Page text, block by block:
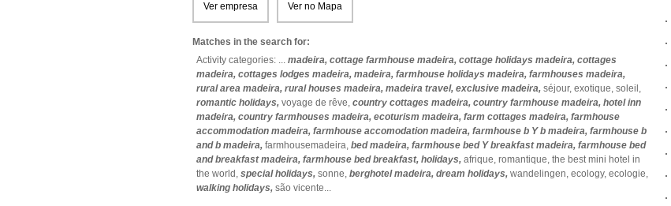
Ver empresa Ver no Mapa
Matches in the search for:
Activity categories: ... madeira, cottage farmhouse madeira, cottage holidays madeira, cottages
madeira, cottages lodges madeira, madeira, farmhouse holidays madeira, farmhouses madeira,
rural area madeira, rural houses madeira, madeira travel, exclusive madeira, séjour, exotique, soleil,
romantic holidays, voyage de rêve, country cottages madeira, country farmhouse madeira, hotel inn
madeira, country farmhouses madeira, ecoturism madeira, farm cottages madeira, farmhouse
accommodation madeira, farmhouse accomodation madeira, farmhouse b Y b madeira, farmhouse b
and b madeira, farmhousemadeira, bed madeira, farmhouse bed Y breakfast madeira, farmhouse bed
and breakfast madeira, farmhouse bed breakfast, holidays, afrique, romantique, the best mini hotel in
the world, special holidays, sonne, berghotel madeira, dream holidays, wandelingen, ecology, ecologie,
walking holidays, são vicente...